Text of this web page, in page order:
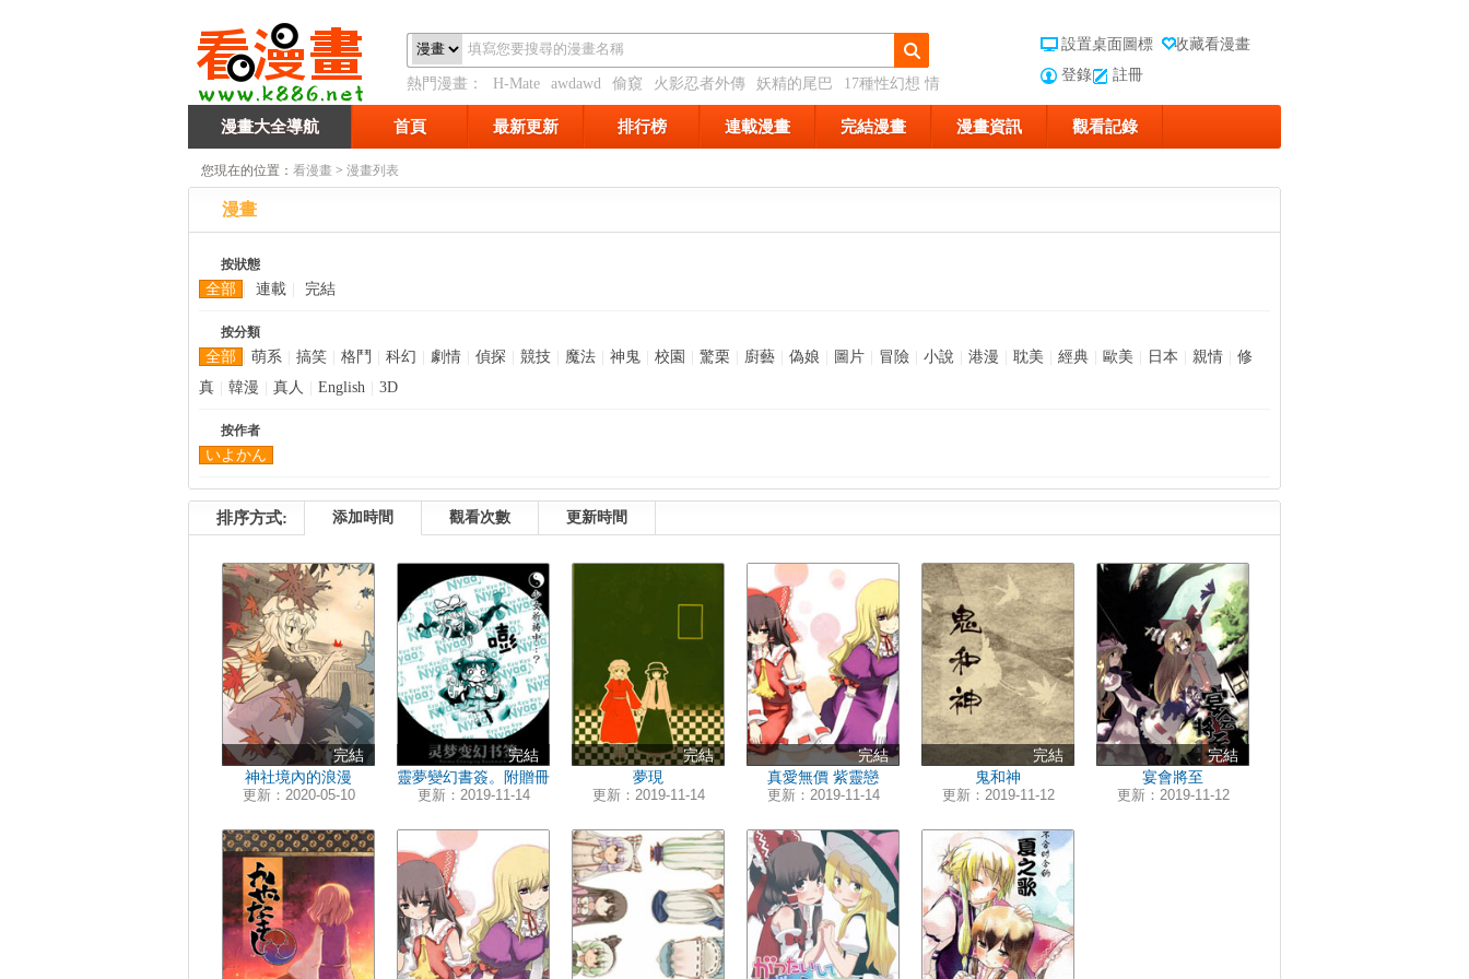
熱門漫畫： H-Mate awdawd 偷窺 火影忍者外傳 妖精的尾巴
17種性幻想 情
侶游戲
設置桌面圖標
收藏看漫畫
登錄
註冊
漫畫大全導航 首頁 最新更新 排行榜 連載漫畫 完結漫畫 漫畫資訊 觀看記錄
您現在的位置： 看漫畫 > 漫畫列表
漫畫
按狀態
全部 連載 完結
按分類
全部 萌系 搞笑 格鬥 科幻 劇情 偵探 競技 魔法 神鬼 校園 驚栗 廚藝 偽娘 圖片 冒險 小說 港漫 耽美 經典 歐美 日本 親情
修
真
韓漫 真人 English 3D
按作者
いよかん
排序方式: 添加時間 觀看次數 更新時間
神社境內的浪漫
更新：2020-05-10
完結
靈夢變幻書簽。附贈冊
子
更新：2019-11-14
完結
夢現
更新：2019-11-14
完結
真愛無價 紫靈戀
更新：2019-11-14
完結
鬼和神
更新：2019-11-12
完結
宴會將至
更新：2019-11-12
完結